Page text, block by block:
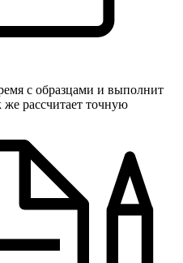
с образцами и выполнит
рассчитает точную